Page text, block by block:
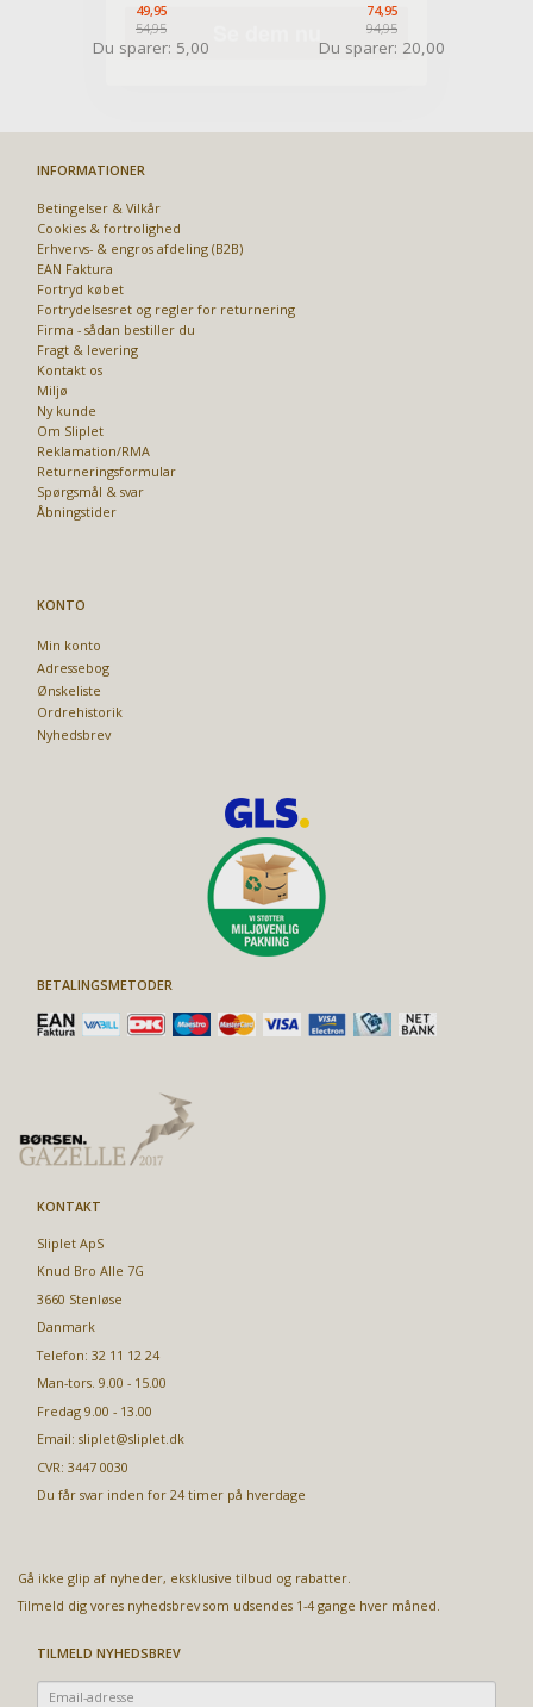
49,95
54,95
Du sparer: 5,00
74,95
94,95
Du sparer: 20,00
INFORMATIONER
Betingelser & Vilkår
Cookies & fortrolighed
Erhvervs- & engros afdeling (B2B)
EAN Faktura
Fortryd købet
Fortrydelsesret og regler for returnering
Firma - sådan bestiller du
Fragt & levering
Kontakt os
Miljø
Ny kunde
Om Sliplet
Reklamation/RMA
Returneringsformular
Spørgsmål & svar
Åbningstider
KONTO
Min konto
Adressebog
Ønskeliste
Ordrehistorik
Nyhedsbrev
BETALINGSMETODER
KONTAKT
Sliplet ApS
Knud Bro Alle 7G
3660 Stenløse
Danmark
Telefon: 32 11 12 24
Man-tors. 9.00 - 15.00
Fredag 9.00 - 13.00
Email: sliplet@sliplet.dk
CVR: 3447 0030
Du får svar inden for 24 timer på hverdage
Gå ikke glip af nyheder, eksklusive tilbud og rabatter.
Tilmeld dig vores nyhedsbrev som udsendes 1-4 gange hver måned.
TILMELD NYHEDSBREV
Email-